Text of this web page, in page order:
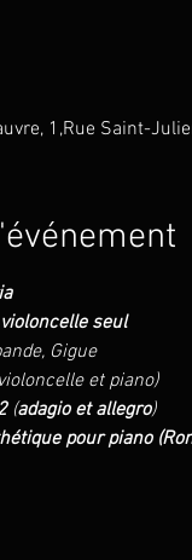
1,Rue Saint-
seul
Gigue
et piano)
(adagio et allegro)
pour piano